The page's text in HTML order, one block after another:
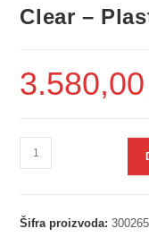
Clear –
3.580,00
Šifra proizvoda: